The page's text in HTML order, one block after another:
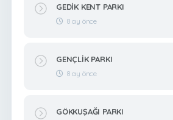
GEDİK KENT PARKI
8 ay önce
GENÇLİK PARKI
8 ay önce
GÖKKUŞAĞI PARKI